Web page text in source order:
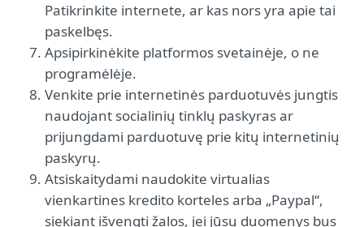
Patikrinkite internete, ar kas nors yra apie tai
paskelbęs.
Apsipirkinėkite platformos svetainėje, o ne
programėlėje.
Venkite prie internetinės parduotuvės jungtis
naudojant socialinių tinklų paskyras ar
prijungdami parduotuvę prie kitų internetinių
paskyrų.
Atsiskaitydami naudokite virtualias
vienkartines kredito korteles arba „Paypal“,
siekiant išvengti žalos, jei jūsų duomenys bus